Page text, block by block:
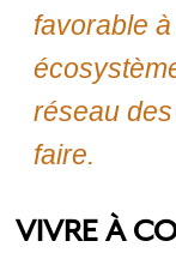
favorable
réseau
faire.
VIVRE À